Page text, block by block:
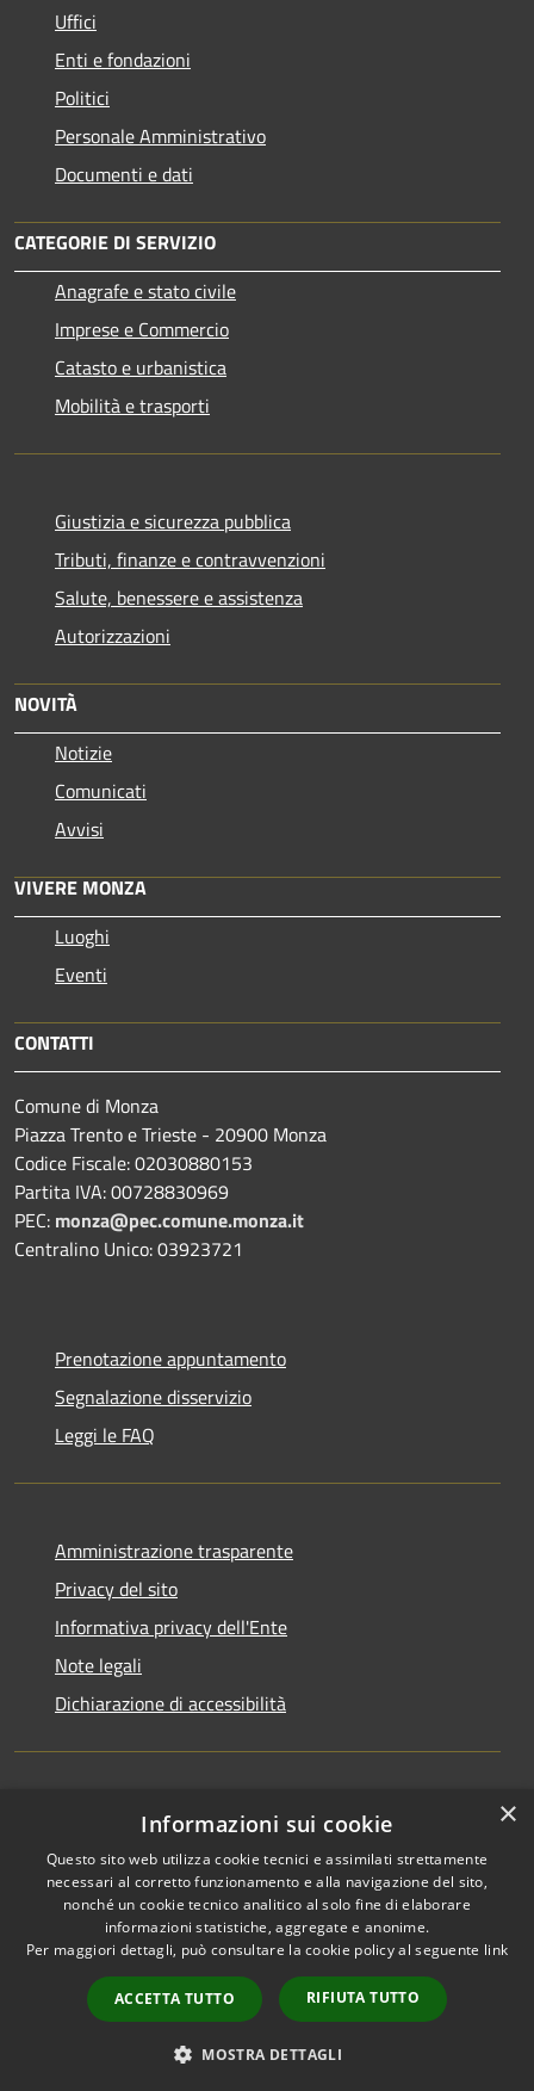
Uffici
Enti e fondazioni
Politici
Personale Amministrativo
Documenti e dati
CATEGORIE DI SERVIZIO
Anagrafe e stato civile
Imprese e Commercio
Catasto e urbanistica
Mobilità e trasporti
Giustizia e sicurezza pubblica
Tributi, finanze e contravvenzioni
Salute, benessere e assistenza
Autorizzazioni
NOVITÀ
Notizie
Comunicati
Avvisi
VIVERE MONZA
Luoghi
Eventi
CONTATTI
Comune di Monza
Piazza Trento e Trieste - 20900 Monza
Codice Fiscale: 02030880153
Partita IVA: 00728830969
PEC: monza@pec.comune.monza.it
Centralino Unico: 03923721
Prenotazione appuntamento
Segnalazione disservizio
Leggi le FAQ
Amministrazione trasparente
Privacy del sito
Informativa privacy dell'Ente
Note legali
Dichiarazione di accessibilità
Newsletter
RSS
Accessibilità
Copyright © 2026 • Comune di
Municipium•
Accesso
redazione
×
Informazioni sui cookie
Questo sito web utilizza cookie tecnici e assimilati strettamente
necessari al corretto funzionamento e alla navigazione del sito,
nonché un cookie tecnico analitico al solo fine di elaborare
informazioni statistiche, aggregate e anonime.
Per maggiori dettagli, può consultare la cookie policy al seguente link
ACCETTA TUTTO RIFIUTA TUTTO
MOSTRA DETTAGLI